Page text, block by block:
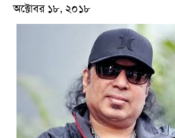
অক্টোবর ১৮, ২০১৮